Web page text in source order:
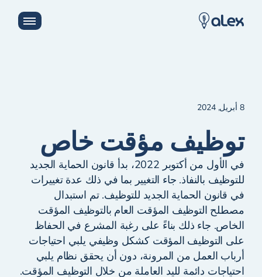
8 أبريل, 2024
توظيف مؤقت خاص
في الأول من أكتوبر 2022، بدأ قانون الحماية الجديد
للتوظيف بالنفاذ. جاء التغيير بما في ذلك عدة تغييرات
في قانون الحماية الجديد للتوظيف. تم استبدال
مصطلح التوظيف المؤقت العام بالتوظيف المؤقت
الخاص. جاء ذلك بناءً على رغبة المشرع في الحفاظ
على التوظيف المؤقت كشكل وظيفي يلبي احتياجات
أرباب العمل من المرونة، دون أن يحقق نظام يلبي
احتياجات دائمة لليد العاملة من خلال التوظيف المؤقت.